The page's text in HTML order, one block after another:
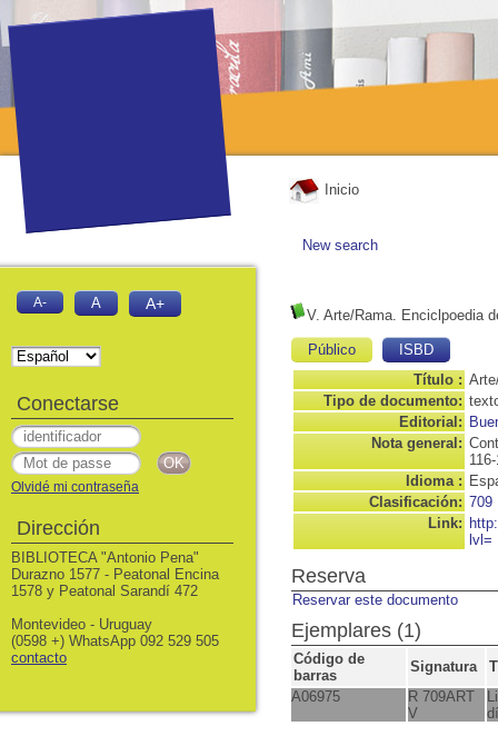
Inicio
New search
V. Arte/Rama. Enciclpoedia
Público
ISBD
Título :
Tipo de documento:
Editorial:
Nota general:
Idioma :
Clasificación: 709
Link:
lvl=
Reserva
Reservar este documento
Ejemplares (1)
Código de
barras
Signatura
A06975
R 709ART
V
A- A A+
Conectarse
Olvidé mi contraseña
Dirección
BIBLIOTECA "Antonio Pena"
Durazno 1577 - Peatonal Encina
1578 y Peatonal Sarandí 472
Montevideo - Uruguay
(0598 +) WhatsApp 092 529 505
contacto